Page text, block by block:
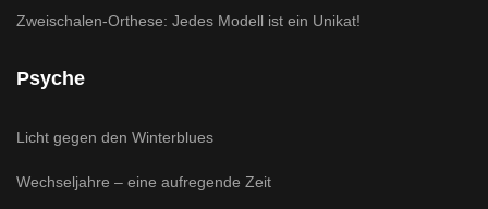
Zweischalen-Orthese: Jedes Modell ist ein Unikat!
Psyche
Licht gegen den Winterblues
Wechseljahre – eine aufregende Zeit